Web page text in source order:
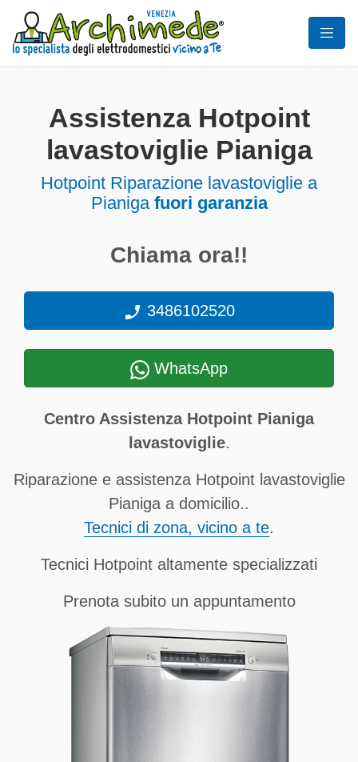
Assistenza Hotpoint
lavastoviglie Pianiga
Hotpoint Riparazione lavastoviglie a
Pianiga fuori garanzia
Chiama ora!!
3486102520
WhatsApp
Centro Assistenza Hotpoint Pianiga
lavastoviglie.
Riparazione e assistenza Hotpoint lavastoviglie
Pianiga a domicilio..
Tecnici di zona, vicino a te.
Tecnici Hotpoint altamente specializzati
Prenota subito un appuntamento